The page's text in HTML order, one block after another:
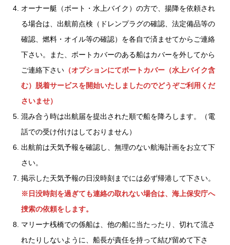
オーナー艇（ボート・水上バイク）の方で、揚降を依頼され
る場合は、出航前点検（ドレンプラグの確認、法定備品等の
確認、燃料・オイル等の確認）を各自で済ませてからご連絡
下さい。また、ボートカバーのある船はカバーを外してから
ご連絡下さい （オプションにてボートカバー（水上バイク含
む）脱着サービスを開始いたしましたのでどうぞご利用くだ
さいませ）
混み合う時は出航届を提出された順で船を降ろします。（電
話での受け付けはしておりません）
出航前は天気予報を確認し、無理のない航海計画をお立て下
さい。
掲示した天気予報の日没時刻までには必ず帰港して下さい。
※日没時刻を過ぎても連絡の取れない場合は、海上保安庁へ
捜索の依頼をします。
マリーナ桟橋での係船は、他の船に当たったり、切れて流さ
れたりしないように、船長が責任を持って結び留めて下さ